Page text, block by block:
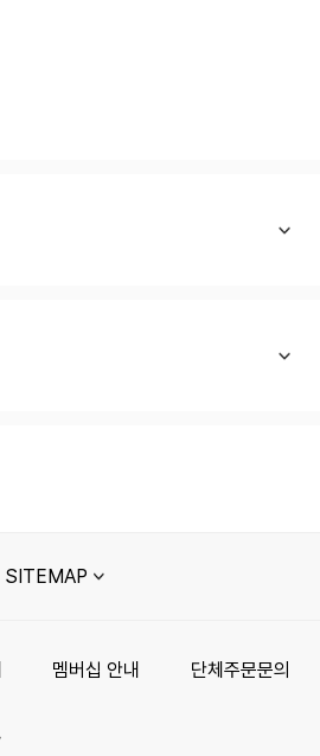
SITEMAP
멤버십 안내 단체주문문의